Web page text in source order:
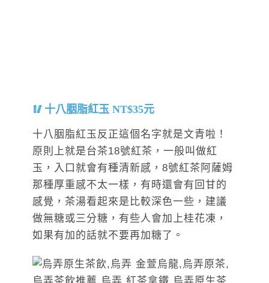
十八胭脂紅玉 NT$35元
十八胭脂紅玉反正這個名字就是文青啦！
原則上就是台茶18號紅茶，一般叫做紅
玉，入口就會有種清新感，8號紅茶阿薩姆
那種厚重感不太一樣，有時還會有回甘的
感覺，茶湯看起來是比較深色一些，建議
做無糖或三分糖，有些人會加上桂花凍，
如果有加的話就不要再加糖了。